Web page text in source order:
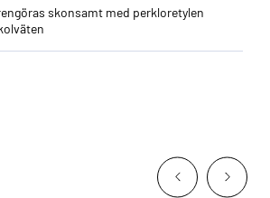
skonsamt med perkloretylen